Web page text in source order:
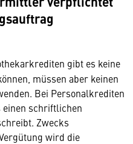
gibt es keine
müssen aber keinen
Bei Personalkrediten
einen schriftlichen
Zwecks
wird die